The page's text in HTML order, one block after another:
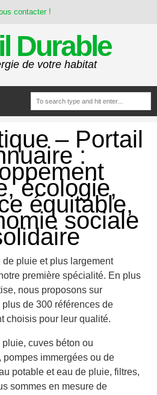
contacter !
Durable
de votre habitat
– Portail
:
écologie,
équitable,
sociale
de pluie et plus largement
première spécialité. En plus
nous proposons sur
plus de 300 références de
choisis pour leur qualité.
pluie, cuves béton ou
immergées ou de
potable et eau de pluie, filtres,
sommes en mesure de